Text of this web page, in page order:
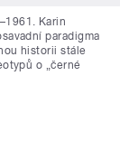
Karin
paradigma
historii stále
o „černé